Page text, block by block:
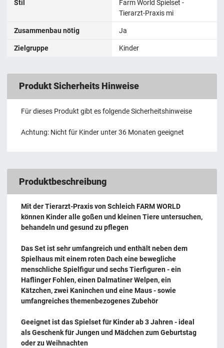
Stil
Farm World Spielset -
Tierarzt-Praxis mi
Zusammenbau nötig Ja
Zielgruppe Kinder
Produkt Sicherheits Hinweise
Für dieses Produkt gibt es folgende Sicherheitshinweise
Achtung: Nicht für Kinder unter 36 Monaten geeignet
Produktbeschreibung
Mit der Tierarzt-Praxis von Schleich FARM WORLD
können Kinder alle goßen und kleinen Tiere untersuchen,
behandeln und gesund zu pflegen
Das Set ist sehr umfangreich und enthält neben dem
Spielhaus mit einem roten Dach eine bewegliche
menschliche Spielfigur und sechs Tierfiguren - ein
Haflinger Fohlen, einen Dalmatiner Welpen, ein
Kätzchen, zwei Kaninchen und eine Maus - sowie
umfangreiches themenbezogenes Zubehör
Geeignet ist das Spielset für Kinder ab 3 Jahren - ideal
als Geschenk für Jungen und Mädchen zum Geburtstag
oder zu Weihnachten